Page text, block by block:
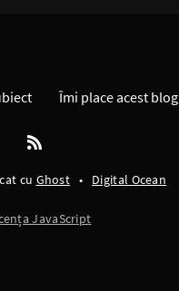
Îmi place acest blog
cu Ghost • Digital Ocean
JavaScript